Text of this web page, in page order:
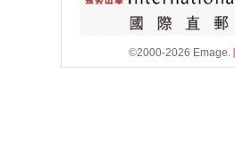
©2000-2026 Emage.